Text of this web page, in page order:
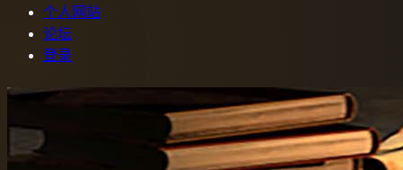
个人网站
论坛
登录